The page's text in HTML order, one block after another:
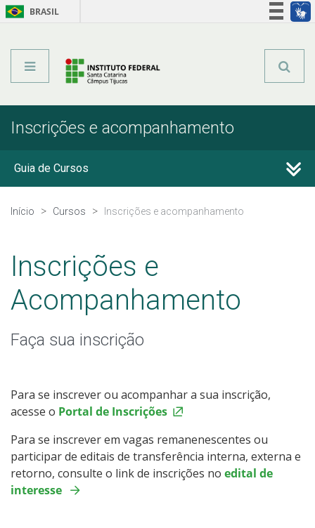
BRASIL
Inscrições e acompanhamento
Guia de Cursos
Resultados
Como posso estudar no IFSC?
Calendários de inscrições
Inscrições e acompanhamento
Orientações para Matrícula
Início Cursos Inscrições e acompanhamento
Inscrições e
Acompanhamento
Faça sua inscrição
Para se inscrever ou acompanhar a sua inscrição,
acesse o Portal de Inscrições
Para se inscrever em vagas remanenescentes ou
participar de editais de transferência interna, externa e
retorno, consulte o link de inscrições no edital de
interesse